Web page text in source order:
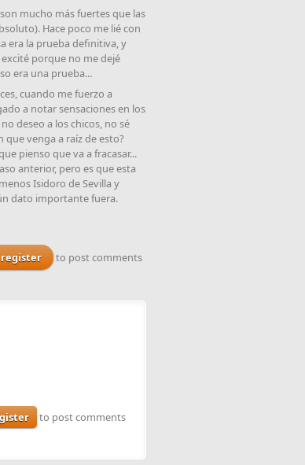
mucho más fuertes que las
Hace poco me lié con
era la prueba definitiva, y
porque no me dejé
era una prueba...
cuando me fuerzo a
a notar sensaciones en los
deseo a los chicos, no sé
que venga a raíz de esto?
pienso que va a fracasar...
anterior, pero es que esta
Isidoro de Sevilla y
dato importante fuera.
register to post comments
to post comments